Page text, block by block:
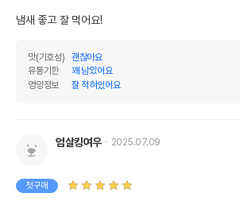
냄새 좋고 잘 먹어요!
맛(기호성)
괜찮아요
유통기한
꽤 남았어요
영양정보
잘 적혀있어요
엄살킹여우 2025.07.09
첫구매